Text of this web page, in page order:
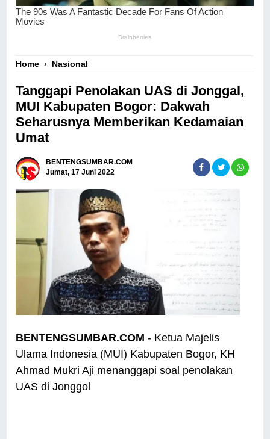
Home › Nasional
Tanggapi Penolakan UAS di Jonggal,
MUI Kabupaten Bogor: Dakwah
Seharusnya Memberikan Kedamaian
Umat
BENTENGSUMBAR.COM
Jumat, 17 Juni 2022
BENTENGSUMBAR.COM - Ketua Majelis
Ulama Indonesia (MUI) Kabupaten Bogor, KH
Ahmad Mukri Aji menanggapi soal penolakan
UAS di Jonggol